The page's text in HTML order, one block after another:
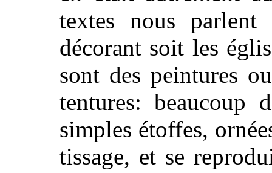
textes nous parlent
décorant soit les
sont des peintures
tentures: beaucoup
simples étoffes,
tissage, et se